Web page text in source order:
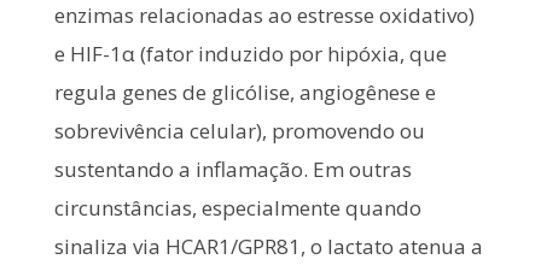
enzimas relacionadas ao estresse oxidativo)
e HIF-1α (fator induzido por hipóxia, que
regula genes de glicólise, angiogênese e
sobrevivência celular), promovendo ou
sustentando a inflamação. Em outras
circunstâncias, especialmente quando
sinaliza via HCAR1/GPR81, o lactato atenua a